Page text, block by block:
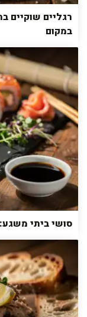
במקום
סושי ביתי